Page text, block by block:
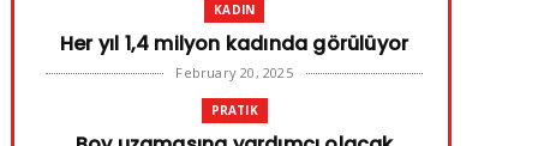
KADIN
Her yıl 1,4 milyon kadında görülüyor
February 20, 2025
PRATIK